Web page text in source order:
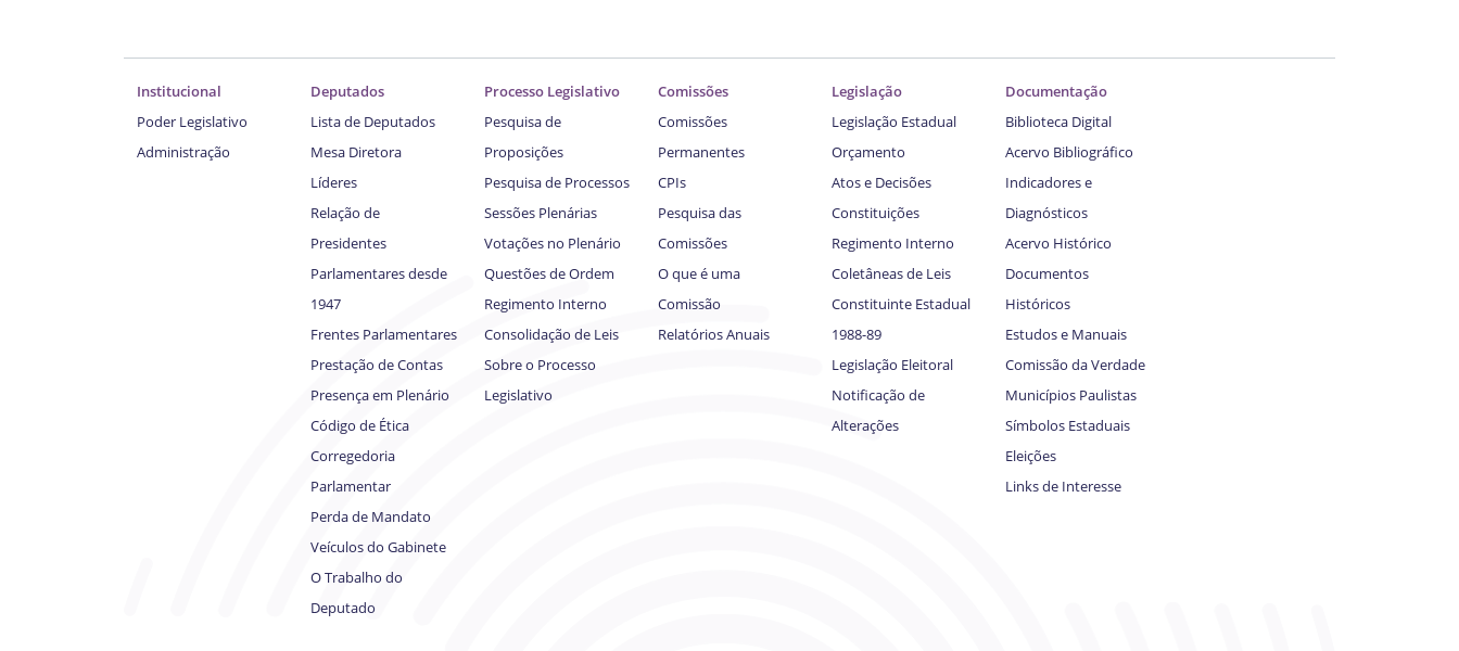
Institucional
Poder Legislativo
Administração
Deputados
Lista de Deputados
Mesa Diretora
Líderes
Relação de
Presidentes
Parlamentares desde
1947
Frentes Parlamentares
Prestação de Contas
Presença em Plenário
Código de Ética
Corregedoria
Parlamentar
Perda de Mandato
Veículos do Gabinete
O Trabalho do
Deputado
Processo Legislativo
Pesquisa de
Proposições
Pesquisa de Processos
Sessões Plenárias
Votações no Plenário
Questões de Ordem
Regimento Interno
Consolidação de Leis
Sobre o Processo
Legislativo
Comissões
Comissões
Permanentes
CPIs
Pesquisa das
Comissões
O que é uma
Comissão
Relatórios Anuais
Legislação
Legislação Estadual
Orçamento
Atos e Decisões
Constituições
Regimento Interno
Coletâneas de Leis
Constituinte Estadual
1988-89
Legislação Eleitoral
Notificação de
Alterações
Documentação
Biblioteca Digital
Acervo Bibliográfico
Indicadores e
Diagnósticos
Acervo Histórico
Documentos
Históricos
Estudos e Manuais
Comissão da Verdade
Municípios Paulistas
Símbolos Estaduais
Eleições
Links de Interesse